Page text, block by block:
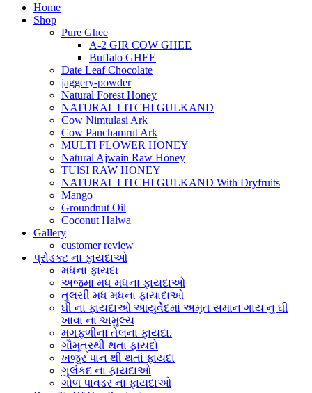
Home
Shop
Pure Ghee
A-2 GIR COW GHEE
Buffalo GHEE
Date Leaf Chocolate
jaggery-powder
Natural Forest Honey
NATURAL LITCHI GULKAND
Cow Nimtulasi Ark
Cow Panchamrut Ark
MULTI FLOWER HONEY
Natural Ajwain Raw Honey
TUlSI RAW HONEY
NATURAL LITCHI GULKAND With Dryfruits
Mango
Groundnut Oil
Coconut Halwa
Gallery
customer review
પ્રોડક્ટ ના ફાયદાઓ
મધના ફાયદા
અજમા મધ મધના ફાયદાઓ
તુલસી મધ મધના ફાયાદાઓ
ઘી ના ફાયદાઓ આયુર્વેદમાં અમૃત સમાન ગાય નુ ઘી
ખાવા ના અમુલ્ય
મગફળીના તેલના ફાયદા.
ગૌમૂત્રથી થતા ફાયદો
ખજુર પાન થી થતાં ફાયદા
ગુલંકદ ના ફાયદાઓ
ગોળ પાવડર ના ફાયદાઓ